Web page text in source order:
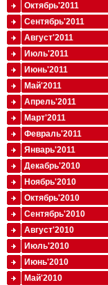
Октябрь'2011
Сентябрь'2011
Август'2011
Июль'2011
Июнь'2011
Май'2011
Апрель'2011
Март'2011
Февраль'2011
Январь'2011
Декабрь'2010
Ноябрь'2010
Октябрь'2010
Сентябрь'2010
Август'2010
Июль'2010
Июнь'2010
Май'2010